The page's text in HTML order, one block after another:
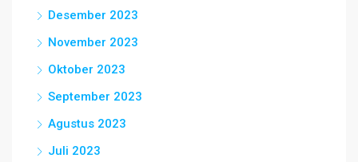
Desember 2023
November 2023
Oktober 2023
September 2023
Agustus 2023
Juli 2023